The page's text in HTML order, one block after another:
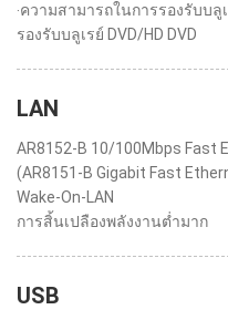
‧ความสามารถในการรองรับบลู
รองรับบลูเรย์ DVD/HD DVD
LAN
AR8152-B 10/100Mbps Fast
(AR8151-B Gigabit Fast
Wake-On-LAN
การสิ้นเปลืองพลังงานต่ำมาก
USB